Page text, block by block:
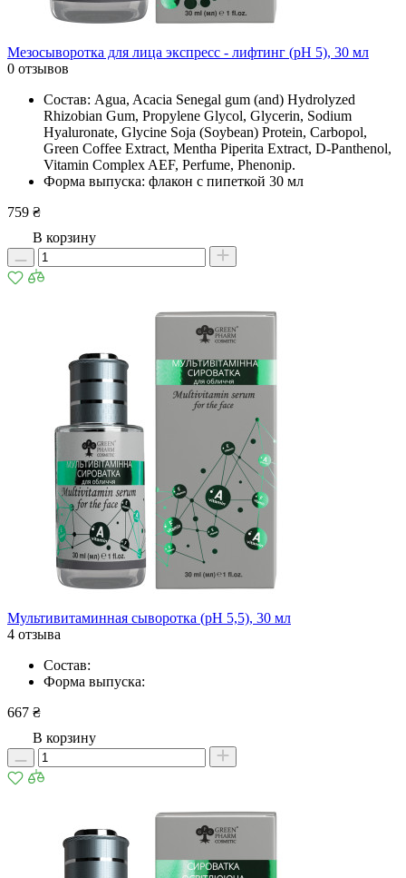
Мезосыворотка для лица экспресс - лифтинг (рН 5), 30 мл
0 отзывов
Состав: Agua, Acacia Senegal gum (and) Hydrolyzed
Rhizobian Gum, Propylene Glycol, Glycerin, Sodium
Hyaluronate, Glycine Soja (Soybean) Protein, Carbopol,
Green Coffee Extract, Mentha Piperita Extract, D-Panthenol,
Vitamin Complex AEF, Рerfume, Phenonip.
Форма выпуска: флакон с пипеткой 30 мл
759 ₴
В корзину
Мультивитаминная сыворотка (рН 5,5), 30 мл
4 отзыва
Состав:
Форма выпуска:
667 ₴
В корзину